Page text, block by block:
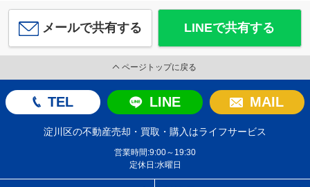
メールで共有する LINEで共有する
ページトップに戻る
TEL LINE MAIL
淀川区の不動産売却・買取・購入はライフサービス
営業時間:9:00～19:30
定休日:水曜日